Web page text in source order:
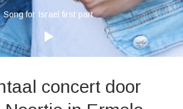
Song for Israel first part
concert door